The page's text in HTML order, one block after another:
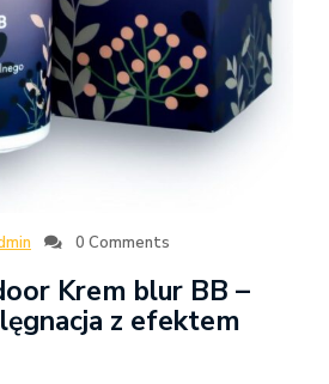
0 Comments
Krem blur BB –
z efektem